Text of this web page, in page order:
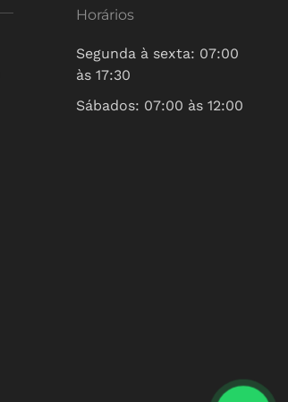
Horários
Segunda à sexta: 07:00
às 17:30
Sábados: 07:00 às 12:00